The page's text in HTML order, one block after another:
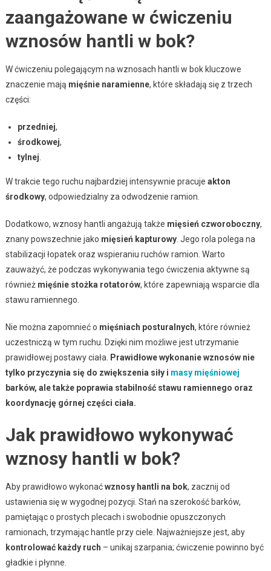
zaangażowane w ćwiczeniu
wznosów hantli w bok?
W ćwiczeniu polegającym na wznosach hantli w bok kluczowe
znaczenie mają mięśnie naramienne, które składają się z trzech
części:
przedniej,
środkowej,
tylnej
W trakcie tego ruchu najbardziej intensywnie pracuje akton
środkowy, odpowiedzialny za odwodzenie ramion.
Dodatkowo, wznosy hantli angażują także mięsień czworoboczny,
znany powszechnie jako mięsień kapturowy. Jego rola polega na
stabilizacji łopatek oraz wspieraniu ruchów ramion. Warto
zauważyć, że podczas wykonywania tego ćwiczenia aktywne są
również mięśnie stożka rotatorów, które zapewniają wsparcie dla
stawu ramiennego.
Nie można zapomnieć o mięśniach posturalnych, które również
uczestniczą w tym ruchu. Dzięki nim możliwe jest utrzymanie
prawidłowej postawy ciała.
Prawidłowe wykonanie wznosów nie
tylko przyczynia się do zwiększenia siły i masy mięśniowej
barków, ale także poprawia stabilność stawu ramiennego oraz
koordynację górnej części ciała.
Jak prawidłowo wykonywać
wznosy hantli w bok?
Aby prawidłowo wykonaćwznosy hantli na bok, zacznij od
ustawienia się w wygodnej pozycji. Stań na szerokość barków,
pamiętając o prostych plecach i swobodnie opuszczonych
ramionach, trzymając hantle przy ciele. Najważniejsze jest, aby
kontrolować każdy ruch – unikaj szarpania; ćwiczenie powinno być
gładkie i płynne.